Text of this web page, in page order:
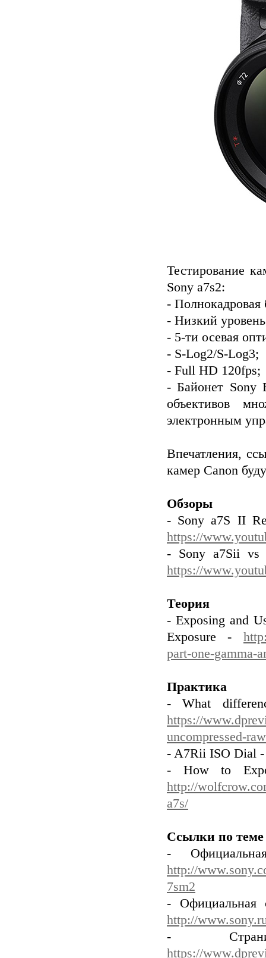
Тестирование
Sony a7s2:
- Полнокадровая
- Низкий
- 5-ти осевая
- S-Log2/S-Log3;
- Full HD 120fps;
- Байонет Sony
объективов
электронным
Впечатления,
камер Canon
Обзоры
- Sony a7S II
https://
- Sony a7Sii
https://
Теория
- Exposing and
Exposure -
part-one-gamma-
Практика
- What
https://
uncompressed-raw
- A7Rii ISO Dial
- How to
http://
a7s/
Ссылки по теме
-
http://
7sm2
- Официальная
http://
-
https://